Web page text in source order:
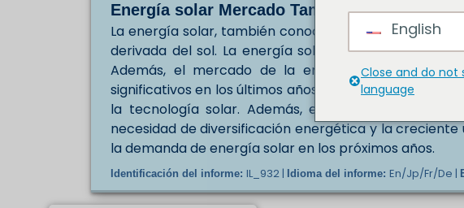
Energía solar Mercado Tamaño USD 337,92
La energía solar, también conocida como energía
derivada del sol. La energía solar ofrece varias
Además, el mercado de la energía solar ha
significativos en los últimos años, impulsado por la
la tecnología solar. Además, es probable que la
necesidad de diversificación energética y la
la demanda de energía solar en los próximos años.
Identificación del informe: IL_932 | Idioma del informe: En/Jp/Fr/De |
English
Close and do not
language